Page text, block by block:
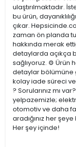
ulaştırılmaktadır.
bu ürün,
çıkar.
zaman ön planda
hakkında merak
detaylarda açıkça
sağlıyoruz. ⚙️ Ürün
detaylar bölümüne
kolay iade süreci ve
? Sorularınız mı
yelpazemizle;
otomotiv ve daha
aradığınız her
Her şey içinde!